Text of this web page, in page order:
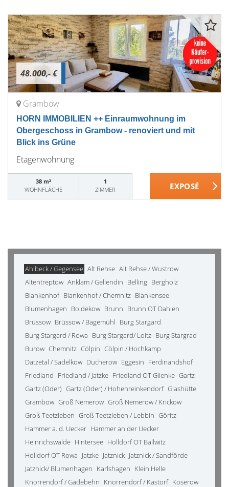
48.000,- €
Grambow
HORN IMMOBILIEN ++ Einraumwohnung im
Obergeschoss in Grambow - renoviert und mit
Blick ins Grüne
Etagenwohnung
38 m²
WOHNFLÄCHE
1
ZIMMER
Ahlbeck / Gegensee Alt Rehse Alt Rehse / Wustrow
Altentreptow Anklam / Gellendin Belling Bergholz
Blankenhof Blankenhof / Chemnitz Blankensee
Blumenhagen Boldekow Brunn Brunn OT Dahlen
Brüssow Brüssow / Bagemühl Burg Stargard
Burg Stargard / Rowa Burg Stargard/ Loitz Burg Stargrad
Burow Chemnitz Cölpin Cölpin / Hochkamp
Datzetal / Sadelkow Ducherow Eggesin Ferdinandshof
Friedland Friedland / Jatzke Friedland OT Glienke Gartz
Gartz (Oder) Gartz (Oder) / Hohenreinkendorf Glashütte
Grambow Groß Nemerow Groß Nemerow / Krickow
Groß Teetzleben Groß Teetzleben / Lebbin Göritz
Hammer a. d. Uecker Hammer an der Uecker
Heinrichswalde Hintersee Holldorf OT Ballwitz
Holldorf OT Rowa Jatzke Jatznick Jatznick / Sandförde
Jatznick/ Blumenhagen Karlshagen Klein Helle
Knorrendorf / Gädebehn Knorrendorf / Kastorf Koserow